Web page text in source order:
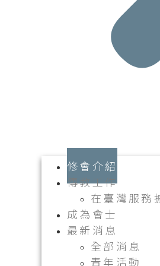
修會介紹
傳教工作
在臺灣服務
成為會士
最新消息
全部消息
青年活動